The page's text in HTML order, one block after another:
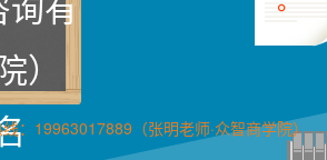
：19963017889（张明老师·众智商学院）